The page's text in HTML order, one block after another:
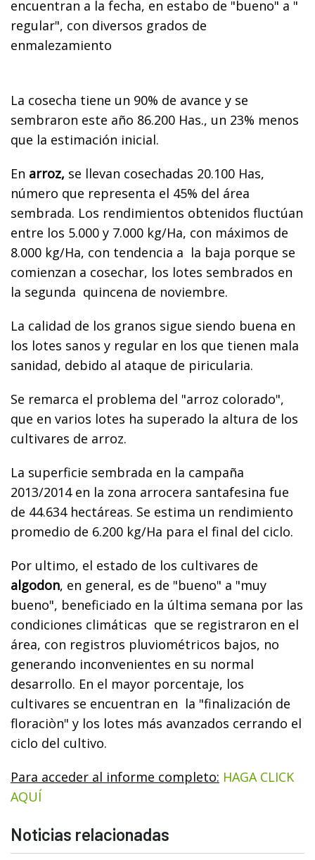
encuentran a la fecha, en estabo de "bueno" a "
regular", con diversos grados de
enmalezamiento
La cosecha tiene un 90% de avance y se
sembraron este año 86.200 Has., un 23% menos
que la estimación inicial.
En arroz, se llevan cosechadas 20.100 Has,
número que representa el 45% del área
sembrada. Los rendimientos obtenidos fluctúan
entre los 5.000 y 7.000 kg/Ha, con máximos de
8.000 kg/Ha, con tendencia a la baja porque se
comienzan a cosechar, los lotes sembrados en
la segunda quincena de noviembre.
La calidad de los granos sigue siendo buena en
los lotes sanos y regular en los que tienen mala
sanidad, debido al ataque de piricularia.
Se remarca el problema del "arroz colorado",
que en varios lotes ha superado la altura de los
cultivares de arroz.
La superficie sembrada en la campaña
2013/2014 en la zona arrocera santafesina fue
de 44.634 hectáreas. Se estima un rendimiento
promedio de 6.200 kg/Ha para el final del ciclo.
Por ultimo, el estado de los cultivares de
algodon, en general, es de "bueno" a "muy
bueno", beneficiado en la última semana por las
condiciones climáticas que se registraron en el
área, con registros pluviométricos bajos, no
generando inconvenientes en su normal
desarrollo. En el mayor porcentaje, los
cultivares se encuentran en la "finalización de
floraciòn" y los lotes más avanzados cerrando el
ciclo del cultivo.
Para acceder al informe completo: HAGA CLICK
AQUÍ
Noticias relacionadas